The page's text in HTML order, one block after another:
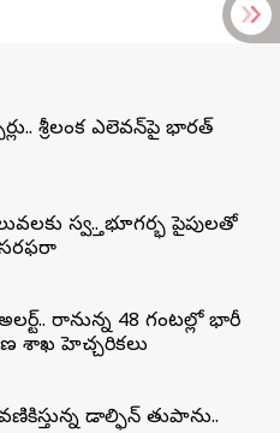
శ్రీలంక ఎలెవన్‌పై భారత్‌
స్వస్తి.. భూగర్భ పైపులతో
సరఫరా
రానున్న 48 గంటల్లో భారీ
శాఖ హెచ్చరికలు
డాల్ఫిన్‌ తుపాను..